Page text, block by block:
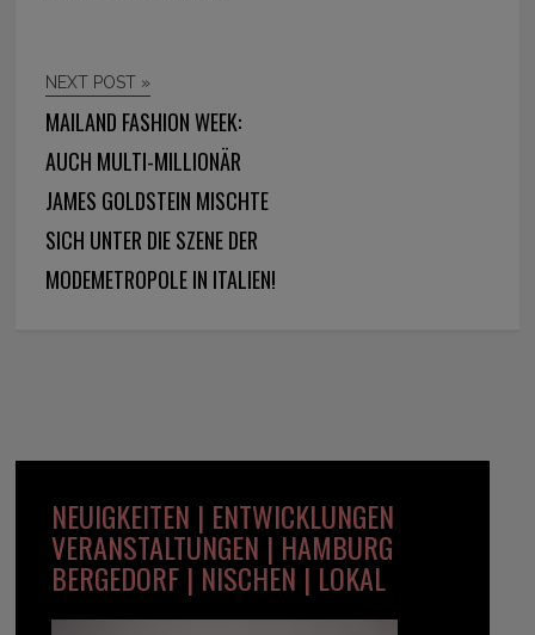
NEXT POST »
MAILAND FASHION WEEK:
AUCH MULTI-MILLIONÄR
JAMES GOLDSTEIN MISCHTE
SICH UNTER DIE SZENE DER
MODEMETROPOLE IN ITALIEN!
NEUIGKEITEN | ENTWICKLUNGEN
VERANSTALTUNGEN | HAMBURG
BERGEDORF | NISCHEN | LOKAL